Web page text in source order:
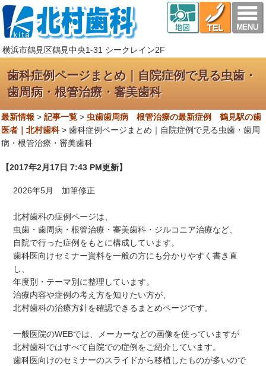
横浜市鶴見区鶴見中央1-31 シークレイン2F
歯科症例ページまとめ｜自院症例で見る虫歯・
歯周病・根管治療・審美歯科
最新情報 > 記事一覧 > 虫歯歯周病 根管治療の最新症例 鶴見駅の歯
医者｜北村歯科> 歯科症例ページまとめ｜自院症例で見る虫歯・歯周
病・根管治療・審美歯科
【2017年2月17日 7:43 PM更新】
2026年5月 加筆修正
北村歯科の症例ページは、
虫歯・歯周病・根管治療・審美歯科・ジルコニア治療など、
自院で行った症例をもとに構成しています。
歯科医向けセミナー資料を一般の方にも分かりやすく書き直
し、
年度別・テーマ別に整理しています。
治療内容や症例の考え方を知りたい方が、
北村歯科の治療方針を確認できるまとめページです。
一般医院のWEBでは、メーカーなどの画像を使っていますが
北村歯科ではすべて自院での症例をご紹介しています。
歯科医向けのセミナーのスライドから移植したものが多いので